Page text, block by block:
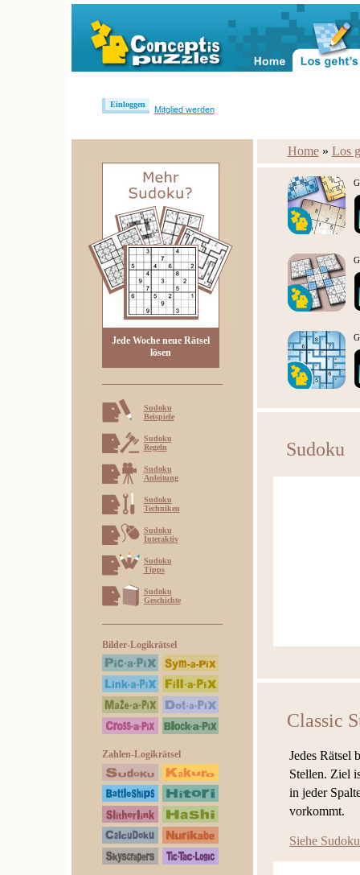
Einloggen
Mitglied werden
Jede Woche neue Rätsel
lösen
Sudoku
Beispiele
Sudoku
Regeln
Sudoku
Anleitung
Sudoku
Techniken
Sudoku
Interaktiv
Sudoku
Tipps
Sudoku
Geschichte
Bilder-Logikrätsel
Zahlen-Logikrätsel
Home » Los
Sudoku
Classic
Jedes Rätsel
Stellen. Ziel
in jeder
vorkommt.
Siehe